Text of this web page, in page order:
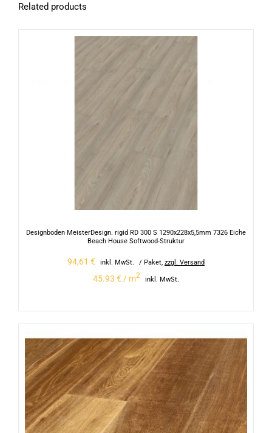
Related products
Designboden MeisterDesign. rigid RD 300 S 1290x228x5,5mm 7326 Eiche
Beach House Softwood-Struktur
94,61 € inkl. MwSt. / Paket, zzgl. Versand
45.93 € / m2 inkl. MwSt.